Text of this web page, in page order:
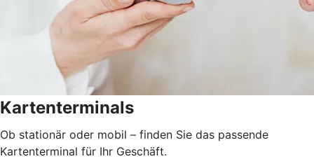
Kartenterminals
Ob stationär oder mobil – finden Sie das passende
Kartenterminal für Ihr Geschäft.